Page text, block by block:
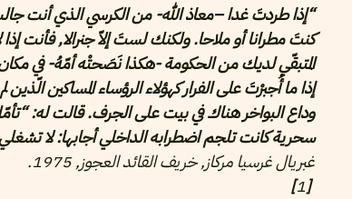
“إذا طردتَ غدا –معاذ الله- من الكرسي الذي أنت
كنتَ مطرانا أو ملاحا. ولكنك لستَ إلاّ جنرالا, فأنت إذا
المتبقّي لديك من الحكومة -هكذا نَصَحتْه أمّهُ- في
إذا ما أُجبرْتَ على الفرار كهؤلاء الرؤساء المساكين
وداع البواخر هناك في بيت على الجرف. قالت له:
سحرية كانت تلجم اضطرابه الداخلي أجابها: لا
غبريال غرسيا مركاز, خريف القائد العجوز, 1975.
[
1
]